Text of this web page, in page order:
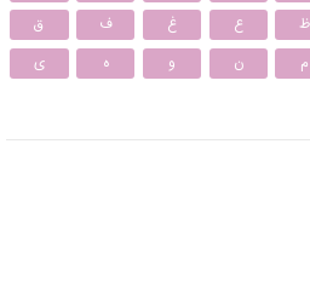
ظ ع غ ف
ق
م ن و ه ی